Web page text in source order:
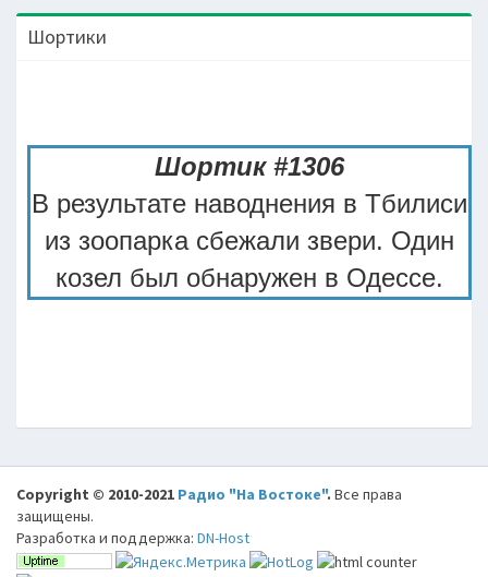
Шортики
Шортик #1306
В результате наводнения в Тбилиси
из зоопарка сбежали звери. Один
козел был обнаружен в Одессе.
Copyright © 2010-2021 Радио "На Востоке". Все права
защищены.
Разработка и поддержка: DN-Host